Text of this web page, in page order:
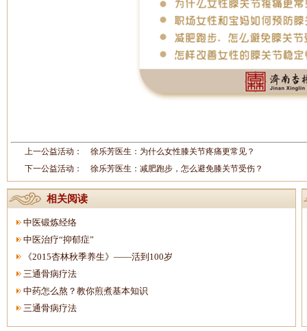
上一公益活动： 徐乐芳医生：为什么女性膝关节疼痛更常见？
下一公益活动： 徐乐芳医生：减肥跑步，怎么避免膝关节受伤？
相关阅读
中医锻炼经络
中医治疗“抑郁症”
《2015杏林秋季养生》——活到100岁
三通骨病疗法
中药怎么熬？教你煎煮基本知识
三通骨病疗法